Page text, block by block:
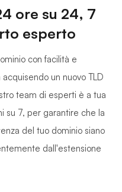
ore su 24, 7
esperto
con facilità e
un nuovo TLD
team di esperti è a tua
su 7, per garantire che la
del tuo dominio siano
dall'estensione